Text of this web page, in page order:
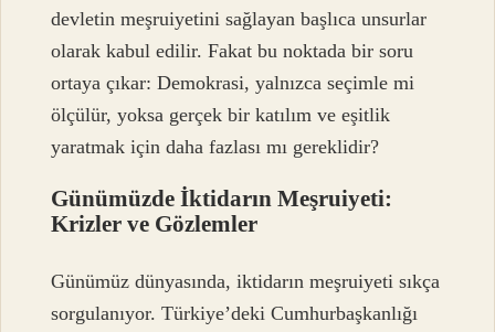
devletin meşruiyetini sağlayan başlıca unsurlar
olarak kabul edilir. Fakat bu noktada bir soru
ortaya çıkar: Demokrasi, yalnızca seçimle mi
ölçülür, yoksa gerçek bir katılım ve eşitlik
yaratmak için daha fazlası mı gereklidir?
Günümüzde İktidarın Meşruiyeti:
Krizler ve Gözlemler
Günümüz dünyasında, iktidarın meşruiyeti sıkça
sorgulanıyor. Türkiye’deki Cumhurbaşkanlığı